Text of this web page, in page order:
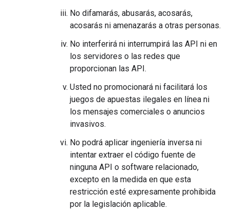
No difamarás, abusarás, acosarás,
acosarás ni amenazarás a otras personas.
No interferirá ni interrumpirá las API ni en
los servidores o las redes que
proporcionan las API.
Usted no promocionará ni facilitará los
juegos de apuestas ilegales en línea ni
los mensajes comerciales o anuncios
invasivos.
No podrá aplicar ingeniería inversa ni
intentar extraer el código fuente de
ninguna API o software relacionado,
excepto en la medida en que esta
restricción esté expresamente prohibida
por la legislación aplicable.